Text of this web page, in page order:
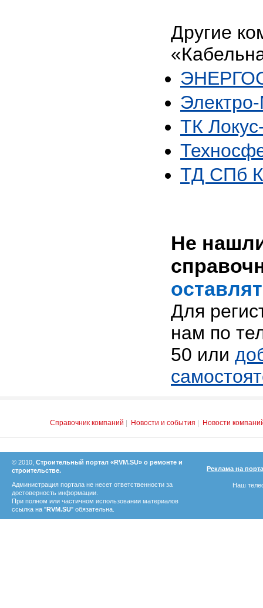
Другие
ТК
ТД СПб
Не
Для
нам по
50 или
Справочник компаний Новости и события Новости
© 2010, Строительный портал «RVM.SU» о ремонте и
строительстве.
Администрация портала не несет ответственности за
достоверность информации.
При полном или частичном использовании материалов
ссылка на "RVM.SU" обязательна.
Реклама на
Наш